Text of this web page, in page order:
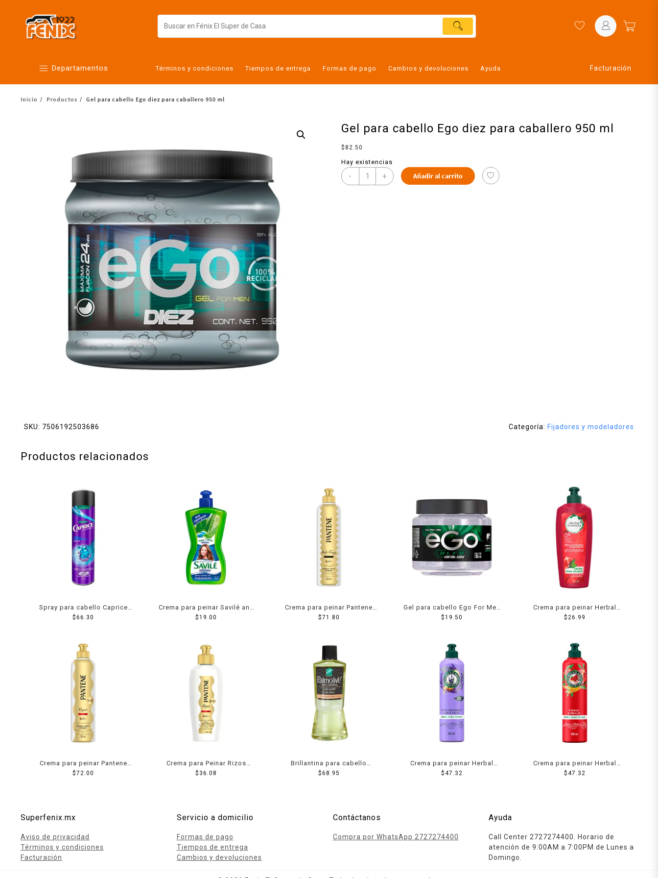
Departamentos
Alimentos
Cuidado de la ropa
Cuidado personal
Limpieza del hogar
Mascotas
Pan de la casa
Salchichonería
Términos y condiciones Tiempos de entrega Formas de pago Cambios y devoluciones Ayuda Facturación
Inicio Productos Gel para cabello Ego diez para caballero 950 ml
Gel para cabello Ego diez para caballero 950 ml
$ 82.50
Hay existencias
- + Añadir al carrito
SKU: 7506192503686 Categoría: Fijadores y modeladores
Productos relacionados
Spray para cabello Caprice
Palmolive brillo y fuerza con
$66.30
Crema para peinar Savilé anti
esponjado con pulpa de
$19.00
Crema para peinar Pantene
Pro V anti frizz 300 ml
$71.80
Gel para cabello Ego For Men
control caída 200 ml
$19.50
Crema para peinar Herbal
Essences Prolóngalos
$26.99
Crema para peinar Pantene
Pro V rizos definidos 300 ml
$72.00
Crema para Peinar Rizos
Pantene Pro-V 160 ml
$ 36.08
Brillantina para cabello
Palmolive con aceite de oliva
$68.95
Crema para peinar Herbal
Essences curvas peligrosas
$47.32
Crema para peinar Herbal
Essences Fuerza & brillo
$47.32
Superfenix.mx
Aviso de privacidad
Términos y condiciones
Facturación
Servicio a domicilio
Formas de pago
Tiempos de entrega
Cambios y devoluciones
Contáctanos
Compra por WhatsApp 2727274400
Ayuda
Call Center 2727274400. Horario de
atención de 9:00AM a 7:00PM de Lunes a
Domingo.